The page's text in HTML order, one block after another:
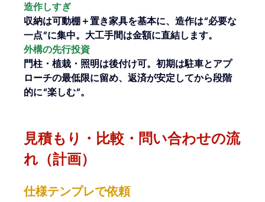
造作しすぎ
収納は可動棚＋置き家具を基本に、造作は“必要な
一点”に集中。大工手間は金額に直結します。
外構の先行投資
門柱・植栽・照明は後付け可。初期は駐車とアプ
ローチの最低限に留め、返済が安定してから段階
的に“楽しむ”。
見積もり・比較・問い合わせの流
れ（計画）
仕様テンプレで依頼